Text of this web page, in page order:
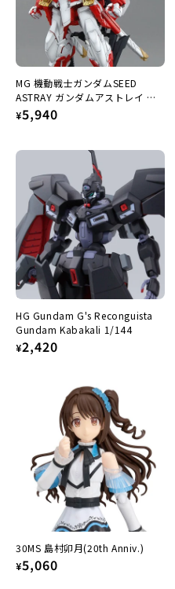
:
MG 機動戦士ガンダムSEED
ASTRAY ガンダムアストレイ レ
ッドフレーム改 1/100
Regular
¥5,940
HG Gundam G's Reconguista
Gundam Kabakali 1/144
Regular
¥2,420
30MS 島村卯月(20th Anniv.)
Regular
¥5,060